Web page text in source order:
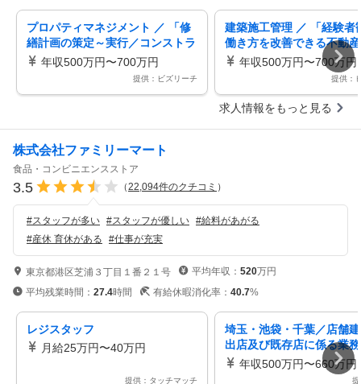
プロパティマネジメント ／ 「修
繕計画の策定～実行／コンストラ
クションマネジメント（施工監理
／施工管理経験者歓迎）」残業約
年収500万円〜700万円
提供：ビズリーチ
建築施工管理 ／ 「経験者
働き方を改善できる不動
社の工事部門」平均残業
転勤出張無し／30代～50
年収500万円〜700万円
提供：
求人情報をもっと見る
株式会社ファミリーマート
食品・コンビニエンスストア
3.5 （22,094件のクチコミ ）
#スタッフが多い #スタッフが優しい #給料があがる
#産休 育休がある #仕事が充実
東京都港区芝浦３丁目１番２１号 平均年収： 520万円
平均残業時間： 27.4時間 有給休暇消化率： 40.7%
レジスタッフ
月給25万円〜40万円
提供：タッチマッチ
埼玉・池袋・千葉／店舗
出店及び既存店に係る業
業界大手ファミリーマー
年収500万円〜660万円